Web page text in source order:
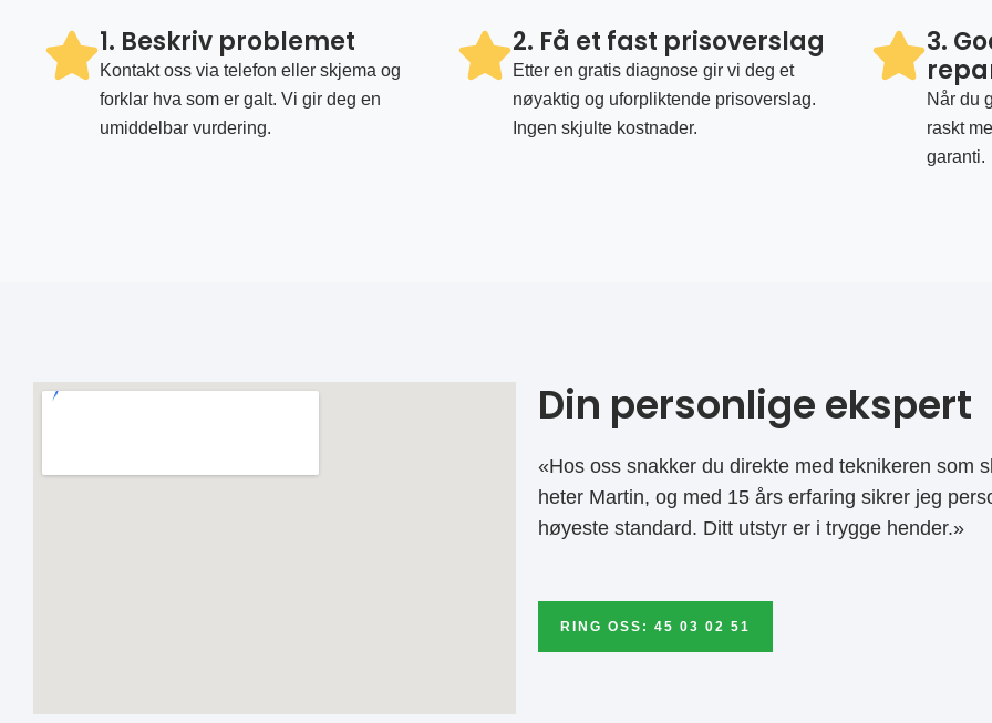
1. Beskriv problemet
Kontakt oss via telefon eller skjema og
forklar hva som er galt. Vi gir deg en
umiddelbar vurdering.
2. Få et fast prisoverslag
Etter en gratis diagnose gir vi deg et
nøyaktig og uforpliktende prisoverslag.
Ingen skjulte kostnader.
3.
Når du
raskt
garanti.
Din personlige ekspert
«Hos oss snakker du direkte med teknikeren som
heter Martin, og med 15 års erfaring sikrer jeg
høyeste standard. Ditt utstyr er i trygge hender.»
RING OSS: 45 03 02 51